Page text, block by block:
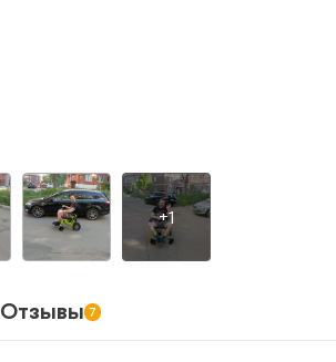
+1
Отзывы 7